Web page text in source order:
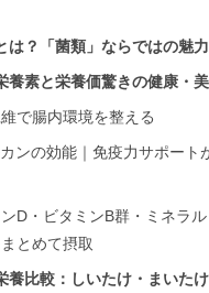
は？「菌類」ならではの魅
養素と栄養価驚きの健康・
で腸内環境を整える
ンの効能｜免疫力サポート
D・ビタミンB群・ミネラ
とめて摂取
養比較：しいたけ・まいた